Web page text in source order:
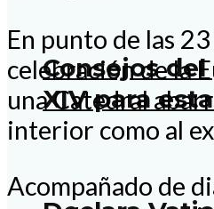
Consejos
XIV para
En punto de las
celebración de la
una Catedral
interior como al
Acompañado de